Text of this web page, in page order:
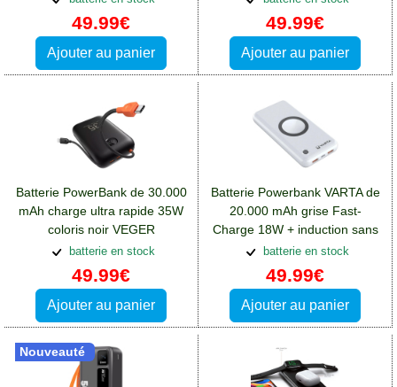
49.99€
Ajouter au panier
49.99€
Ajouter au panier
Batterie PowerBank de 30.000
mAh charge ultra rapide 35W
coloris noir VEGER
W3018:Batterie Apple iPhone
13 Pro Max
batterie en stock
49.99€
Ajouter au panier
Batterie Powerbank VARTA de
20.000 mAh grise Fast-
Charge 18W + induction sans
fil:Batterie Apple iPhone 13
Pro Max
batterie en stock
49.99€
Ajouter au panier
Nouveauté